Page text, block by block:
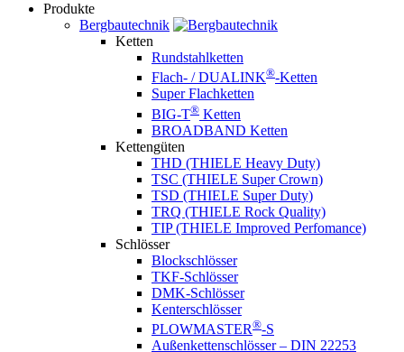
Produkte
Bergbautechnik
Ketten
Rundstahlketten
Flach- / DUALINK®-Ketten
Super Flachketten
BIG-T® Ketten
BROADBAND Ketten
Kettengüten
THD (THIELE Heavy Duty)
TSC (THIELE Super Crown)
TSD (THIELE Super Duty)
TRQ (THIELE Rock Quality)
TIP (THIELE Improved Perfomance)
Schlösser
Blockschlösser
TKF-Schlösser
DMK-Schlösser
Kenterschlösser
PLOWMASTER®-S
Außenkettenschlösser – DIN 22253